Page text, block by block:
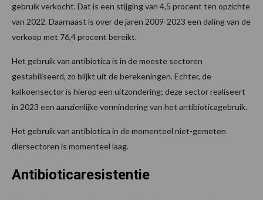
gebruik verkocht. Dat is een stijging van 4,5 procent ten opzichte
van 2022. Daarnaast is over de jaren 2009-2023 een daling van de
verkoop met 76,4 procent bereikt.
Het gebruik van antibiotica is in de meeste sectoren
gestabiliseerd, zo blijkt uit de berekeningen. Echter, de
kalkoensector is hierop een uitzondering; deze sector realiseert
in 2023 een aanzienlijke vermindering van het antibioticagebruik.
Het gebruik van antibiotica in de momenteel niet-gemeten
diersectoren is momenteel laag.
Antibioticaresistentie